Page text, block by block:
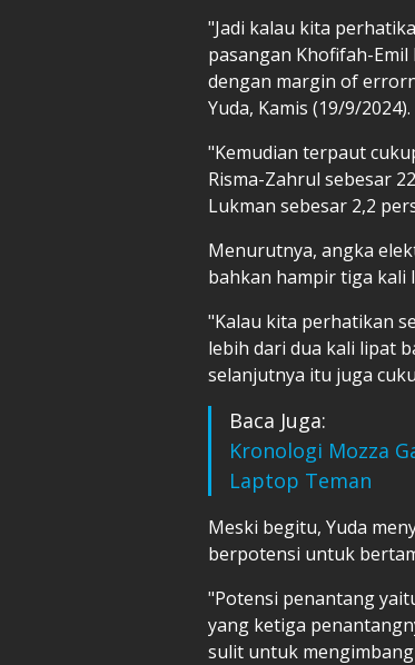
"Jadi kalau kita
pasangan Khofifah-
dengan margin of
Yuda, Kamis (19/9/2024).
"Kemudian terpaut
Risma-Zahrul sebesar
Lukman sebesar 2,2
Menurutnya, angka
bahkan hampir tiga kali
"Kalau kita perhatikan
lebih dari dua kali lipat
selanjutnya itu juga
Baca Juga:
Kronologi Mozza
Laptop Teman
Meski begitu, Yuda
berpotensi untuk
"Potensi penantang
yang ketiga
sulit untuk